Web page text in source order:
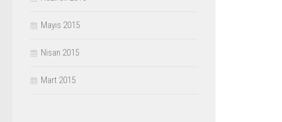
Mayıs 2015
Nisan 2015
Mart 2015